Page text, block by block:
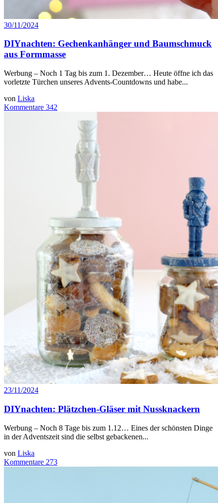
30/11/2024
DIYnachten: Gechenkanhänger und Baumschmuck
aus Formmasse
Werbung – Noch 1 Tag bis zum 1. Dezember… Heute öffne ich das
vorletzte Türchen unseres Advents-Countdowns und habe...
von Liska
Kommentare 342
23/11/2024
DIYnachten: Plätzchen-Gläser mit Nussknackern
Werbung – Noch 8 Tage bis zum 1.12… Eines der schönsten Dinge
in der Adventszeit sind die selbst gebackenen...
von Liska
Kommentare 273